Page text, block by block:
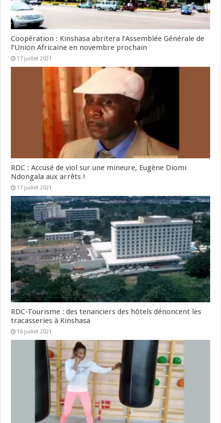
Coopération : Kinshasa abritera l’Assemblée Générale de
l’Union Africaine en novembre prochain
17 juillet 2021
RDC : Accusé de viol sur une mineure, Eugène Diomi
Ndongala aux arrêts !
17 juillet 2021
RDC-Tourisme : des tenanciers des hôtels dénoncent les
tracasseries à Kinshasa
16 juillet 2021